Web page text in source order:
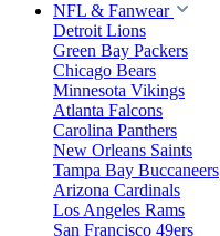
NFL & Fanwear
Detroit Lions
Green Bay Packers
Chicago Bears
Minnesota Vikings
Atlanta Falcons
Carolina Panthers
New Orleans Saints
Tampa Bay Buccaneers
Arizona Cardinals
Los Angeles Rams
San Francisco 49ers